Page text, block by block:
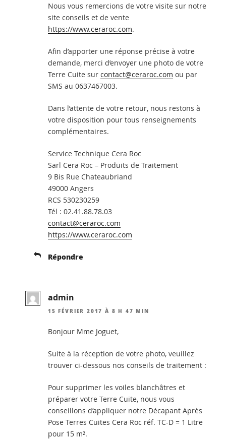
Nous vous remercions de votre visite sur notre
site conseils et de vente
https://www.ceraroc.com.
Afin d’apporter une réponse précise à votre
demande, merci d’envoyer une photo de votre
Terre Cuite sur contact@ceraroc.com ou par
SMS au 0637467003.
Dans l’attente de votre retour, nous restons à
votre disposition pour tous renseignements
complémentaires.
Service Technique Cera Roc
Sarl Cera Roc – Produits de Traitement
9 Bis Rue Chateaubriand
49000 Angers
RCS 530230259
Tél : 02.41.88.78.03
contact@ceraroc.com
https://www.ceraroc.com
Répondre
admin
15 FÉVRIER 2017 À 8 H 47 MIN
Bonjour Mme Joguet,
Suite à la réception de votre photo, veuillez
trouver ci-dessous nos conseils de traitement :
Pour supprimer les voiles blanchâtres et
préparer votre Terre Cuite, nous vous
conseillons d’appliquer notre Décapant Après
Pose Terres Cuites Cera Roc réf. TC-D = 1 Litre
pour 15 m².